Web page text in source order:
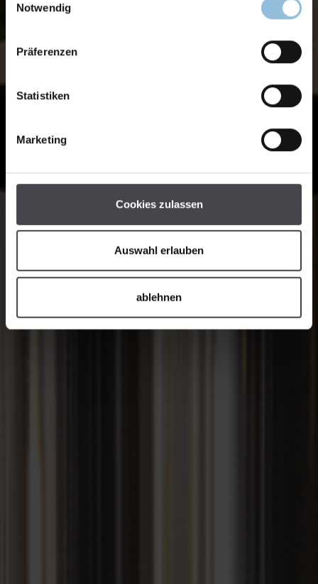
Notwendig
Präferenzen
Statistiken
Marketing
Cookies zulassen
Auswahl erlauben
ablehnen